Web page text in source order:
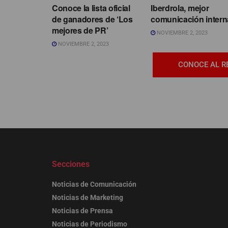
Conoce la lista oficial
de ganadores de ‘Los
mejores de PR’
NOVIEMBRE 2, 2023
Iberdrola, mejor
comunicación
NOVIEMBRE 2, 2023
CONOCE AL
Secciones
Noticias de Comunicación
Noticias de Marketing
Noticias de Prensa
Noticias de Periodismo